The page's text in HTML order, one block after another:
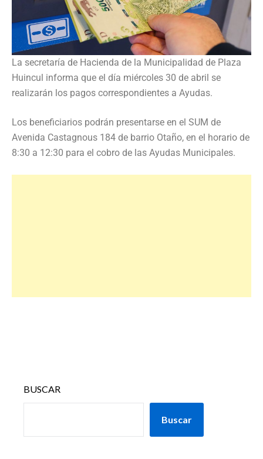
La secretaría de Hacienda de la Municipalidad de Plaza
Huincul informa que el día miércoles 30 de abril se
realizarán los pagos correspondientes a Ayudas.
Los beneficiarios podrán presentarse en el SUM de
Avenida Castagnous 184 de barrio Otaño, en el horario de
8:30 a 12:30 para el cobro de las Ayudas Municipales.
BUSCAR
Buscar